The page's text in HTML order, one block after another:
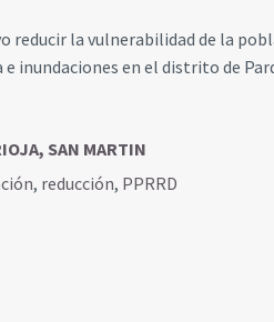
la vulnerabilidad de la
inundaciones en el distrito de
SAN MARTIN
, reducción, PPRRD